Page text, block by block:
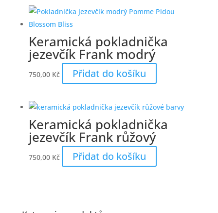
Keramická pokladnička
jezevčík Frank modrý
750,00 Kč Přidat do košíku
Keramická pokladnička
jezevčík Frank růžový
750,00 Kč Přidat do košíku